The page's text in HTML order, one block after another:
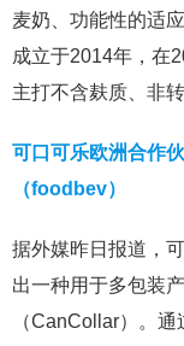
麦奶、功能性的适
成立于2014年，在
主打不含麸质、非
可口可乐欧洲合作
（foodbev）
据外媒昨日报道，
出一种用于多包装
（CanCollar）。